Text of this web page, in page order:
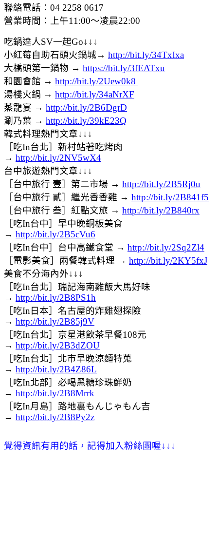
聯絡電話：04 2258 0617
營業時間：上午11:00～凌晨22:00
吃鍋達人SV一起Go↓↓↓
小紅莓自助石頭火鍋城→ http://bit.ly/34TxIxa
大橋頭第一鍋物 → https://bit.ly/3fEATxu
和園會館 → http://bit.ly/2Uew0k8
湯棧火鍋 → http://bit.ly/34aNrXF
蒸籠宴 → http://bit.ly/2B6DgrD
涮乃葉 → http://bit.ly/39kE23Q
韓式料理熱門文章↓↓↓
［吃In台北］新村站著吃烤肉
→ http://bit.ly/2NV5wX4
台中旅遊熱門文章↓↓↓
［台中旅行 壹］第二市場 → http://bit.ly/2B5Rj0u
［台中旅行 貳］繼光香香雞 → http://bit.ly/2B841f5
［台中旅行 叁］紅點文旅 → http://bit.ly/2B840rx
［吃In台中］早中晚銅板美食
→ http://bit.ly/2B5cVu6
［吃In台中］台中高鐵食堂 → http://bit.ly/2Sq2Zl4
［電影美食］兩餐韓式料理 → http://bit.ly/2KY5fxJ
美食不分海內外↓↓↓
［吃In台北］瑞記海南雞飯大馬好味
→ http://bit.ly/2B8PS1h
［吃In日本］名古屋的炸雞翅探險
→ http://bit.ly/2B85j9V
［吃In台北］京星港飲茶早餐108元
→ http://bit.ly/2B3dZOU
［吃In台北］北市早晚涼麵特蒐
→ http://bit.ly/2B4Z86L
［吃In北部］必喝黑糖珍珠鮮奶
→ http://bit.ly/2B8Mrrk
［吃In月島］路地裏もんじゃもん吉
→ http://bit.ly/2B8Py2z
覺得資訊有用的話，記得加入粉絲團喔↓ ↓ ↓